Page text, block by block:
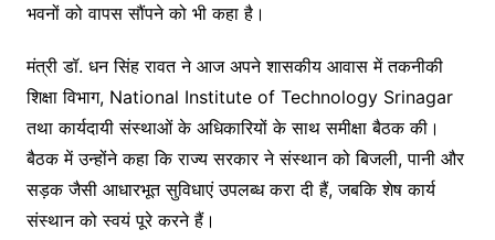
भवनों को वापस सौंपने को भी कहा है।
मंत्री डॉ. धन सिंह रावत ने आज अपने शासकीय आवास में तकनीकी
शिक्षा विभाग, National Institute of Technology Srinagar
तथा कार्यदायी संस्थाओं के अधिकारियों के साथ समीक्षा बैठक की।
बैठक में उन्होंने कहा कि राज्य सरकार ने संस्थान को बिजली, पानी और
सड़क जैसी आधारभूत सुविधाएं उपलब्ध करा दी हैं, जबकि शेष कार्य
संस्थान को स्वयं पूरे करने हैं।